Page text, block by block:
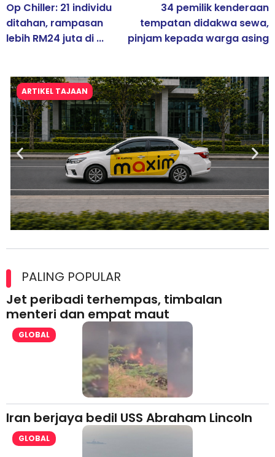
Op Chiller: 21 individu
ditahan, rampasan
lebih RM24 juta di ...
34 pemilik kenderaan
tempatan didakwa sewa,
pinjam kepada warga asing
ARTIKEL TAJAAN
lesen separuh pertama 2026
PALING POPULAR
Jet peribadi terhempas, timbalan
menteri dan empat maut
GLOBAL
Iran berjaya bedil USS Abraham Lincoln
GLOBAL